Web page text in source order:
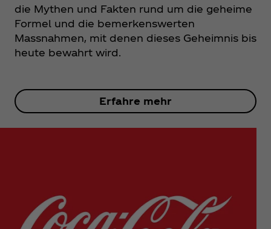
die Mythen und Fakten rund um die geheime
Formel und die bemerkenswerten
Massnahmen, mit denen dieses Geheimnis bis
heute bewahrt wird.
Erfahre mehr